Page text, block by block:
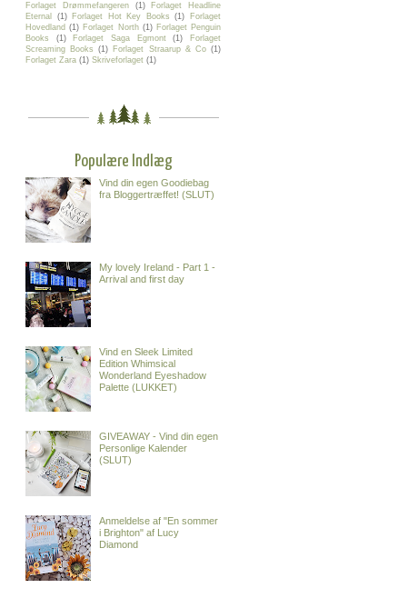
Forlaget Drømmefangeren
(1)
Forlaget Headline
Eternal
(1) Forlaget Hot Key Books (1)
Forlaget
Hovedland (1) Forlaget North (1) Forlaget Penguin
Books
(1) Forlaget Saga Egmont (1)
Forlaget
Screaming Books
(1) Forlaget Straarup & Co (1)
Forlaget Zara (1) Skriveforlaget (1)
Populære Indlæg
Vind din egen Goodiebag
fra Bloggertræffet! (SLUT)
My lovely Ireland - Part 1 -
Arrival and first day
Vind en Sleek Limited
Edition Whimsical
Wonderland Eyeshadow
Palette (LUKKET)
GIVEAWAY - Vind din egen
Personlige Kalender
(SLUT)
Anmeldelse af "En sommer
i Brighton" af Lucy
Diamond